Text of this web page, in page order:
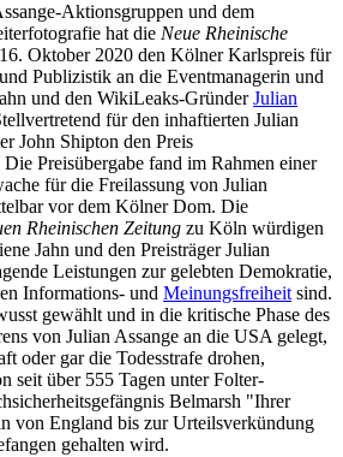
Aktionsgruppen und dem
hat die Neue Rheinische
Oktober 2020 den Kölner Karlspreis für
Publizistik an die Eventmanagerin und
und den WikiLeaks-GründerJulian
für den inhaftierten Julian
John Shipton den Preis
Preisübergabe fand im Rahmen einer
für die Freilassung von Julian
vor dem Kölner Dom. Die
Rheinischen Zeitung zu Köln würdigen
Jahn und den Preisträger Julian
Leistungen zur gelebten Demokratie,
Informations- und Meinungsfreiheit sind.
gewählt und in die kritische Phase des
von Julian Assange an die USA gelegt,
oder gar die Todesstrafe drohen,
seit über 555 Tagen unter Folter­
Belmarsh "Ihrer
von England bis zur Urteils­verkündung
gehalten wird.